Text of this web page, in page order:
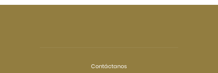
Contáctanos